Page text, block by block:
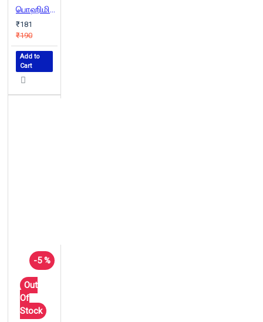
பொஹிமியன்
₹181
₹190
Add to
Cart
-5 %
Out
Of
Stock